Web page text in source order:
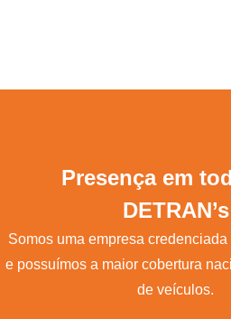
Presença em
DETRAN’s
Somos uma empresa
e possuímos a maior cobertura
de veículos.